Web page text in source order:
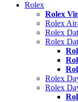
Rolex
Rolex
Rolex
Rolex
Rolex
Rolex
Rolex